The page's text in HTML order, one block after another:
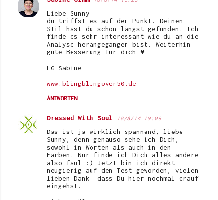
Liebe Sunny,
du triffst es auf den Punkt. Deinen
Stil hast du schon längst gefunden. Ich
finde es sehr interessant wie du an die
Analyse herangegangen bist. Weiterhin
gute Besserung für dich ♥
LG Sabine
www.blingblingover50.de
ANTWORTEN
Dressed With Soul 18/8/14 19:09
Das ist ja wirklich spannend, liebe
Sunny, denn genauso sehe ich Dich,
sowohl in Worten als auch in den
Farben. Nur finde ich Dich alles andere
also faul :) Jetzt bin ich direkt
neugierig auf den Test geworden, vielen
lieben Dank, dass Du hier nochmal drauf
eingehst.